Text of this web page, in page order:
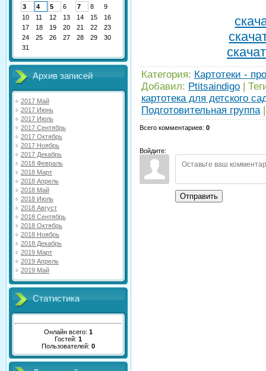
3
4 5 6 7 8
9
10
11 12 13 14 15
16
17
18 19 20 21 22
23
24
25 26 27 28 29
30
31
Архив записей
2017 Май
2017 Июнь
2017 Июль
2017 Сентябрь
2017 Октябрь
2017 Ноябрь
2017 Декабрь
2018 Февраль
2018 Март
2018 Апрель
2018 Май
2018 Июль
2018 Август
2018 Сентябрь
2018 Октябрь
2018 Ноябрь
2018 Декабрь
2019 Март
2019 Апрель
2019 Май
Статистика
Онлайн всего: 1
Гостей: 1
Пользователей: 0
Категория: Картотеки -
Добавил: Ptitsaindigo
картотека для детского
Подготовительная группа
Всего комментариев: 0
Войдите:
Отправить